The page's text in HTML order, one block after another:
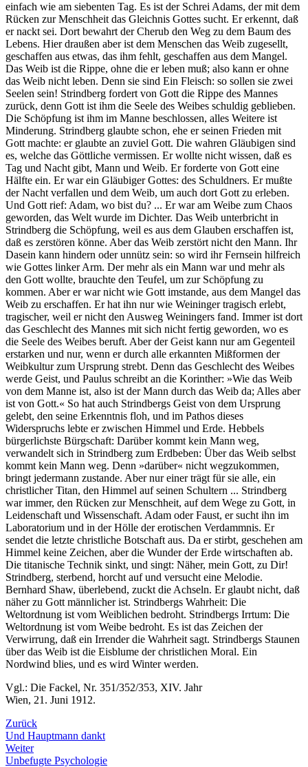
einfach wie am siebenten Tag. Es ist der Schrei Adams, der mit dem
Rücken zur Menschheit das Gleichnis Gottes sucht. Er erkennt, daß
er nackt sei. Dort bewahrt der Cherub den Weg zu dem Baum des
Lebens. Hier draußen aber ist dem Menschen das Weib zugesellt,
geschaffen aus etwas, das ihm fehlt, geschaffen aus dem Mangel.
Das Weib ist die Rippe, ohne die er leben muß; also kann er ohne
das Weib nicht leben. Denn sie sind Ein Fleisch: so sollen sie zwei
Seelen sein! Strindberg fordert von Gott die Rippe des Mannes
zurück, denn Gott ist ihm die Seele des Weibes schuldig geblieben.
Die Schöpfung ist ihm im Manne beschlossen, alles Weitere ist
Minderung. Strindberg glaubte schon, ehe er seinen Frieden mit
Gott machte: er glaubte an zuviel Gott. Die wahren Gläubigen sind
es, welche das Göttliche vermissen. Er wollte nicht wissen, daß es
Tag und Nacht gibt, Mann und Weib. Er forderte von Gott eine
Hälfte ein. Er war ein Gläubiger Gottes: des Schuldners. Er mußte
der Nacht verfallen und dem Weib, um auch dort Gott zu erleben.
Und Gott rief: Adam, wo bist du? ... Er war am Weibe zum Chaos
geworden, das Welt wurde im Dichter. Das Weib unterbricht in
Strindberg die Schöpfung, weil es aus dem Glauben erschaffen ist,
daß es zerstören könne. Aber das Weib zerstört nicht den Mann. Ihr
Dasein kann hindern oder unnütz sein: so wird ihr Fernsein hilfreich
wie Gottes linker Arm. Der mehr als ein Mann war und mehr als
den Gott wollte, brauchte den Teufel, um zur Schöpfung zu
kommen. Aber er war nicht wie Gott imstande, aus dem Mangel das
Weib zu erschaffen. Er hat ihn nur wie Weininger tragisch erlebt,
tragischer, weil er nicht den Ausweg Weiningers fand. Immer ist dort
das Geschlecht des Mannes mit sich nicht fertig geworden, wo es
die Seele des Weibes beruft. Aber der Geist kann nur am Gegenteil
erstarken und nur, wenn er durch alle erkannten Mißformen der
Weibkultur zum Ursprung strebt. Denn das Geschlecht des Weibes
werde Geist, und Paulus schreibt an die Korinther: »Wie das Weib
von dem Manne ist, also ist der Mann durch das Weib da; Alles aber
ist von Gott.« So hat auch Strindbergs Geist von dem Ursprung
gelebt, den seine Erkenntnis floh, und im Pathos dieses
Widerspruchs lebte er zwischen Himmel und Erde. Hebbels
bürgerlichste Bürgschaft: Darüber kommt kein Mann weg,
verwandelt sich in Strindberg zum Erdbeben: Über das Weib selbst
kommt kein Mann weg. Denn »darüber« nicht wegzukommen,
bringt jedermann zustande. Aber nur einer trägt für sie alle, ein
christlicher Titan, den Himmel auf seinen Schultern ... Strindberg
war immer, den Rücken zur Menschheit, auf dem Wege zu Gott, in
Leidenschaft und Wissenschaft. Adam oder Faust, er sucht ihn im
Laboratorium und in der Hölle der erotischen Verdammnis. Er
sendet die letzte christliche Botschaft aus. Da er stirbt, geschehen am
Himmel keine Zeichen, aber die Wunder der Erde wirtschaften ab.
Die titanische Technik sinkt, und singt: Näher, mein Gott, zu Dir!
Strindberg, sterbend, horcht auf und versucht eine Melodie.
Bernhard Shaw, überlebend, zuckt die Achseln. Er glaubt nicht, daß
näher zu Gott männlicher ist. Strindbergs Wahrheit: Die
Weltordnung ist vom Weiblichen bedroht. Strindbergs Irrtum: Die
Weltordnung ist vom Weibe bedroht. Es ist das Zeichen der
Verwirrung, daß ein Irrender die Wahrheit sagt. Strindbergs Staunen
über das Weib ist die Eisblume der christlichen Moral. Ein
Nordwind blies, und es wird Winter werden.
Vgl.: Die Fackel, Nr. 351/352/353, XIV. Jahr
Wien, 21. Juni 1912.
Zurück
Und Hauptmann dankt
Weiter
Unbefugte Psychologie